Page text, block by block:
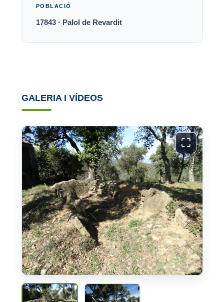
POBLACIÓ
17843 · Palol de Revardit
GALERIA I VÍDEOS
⛶